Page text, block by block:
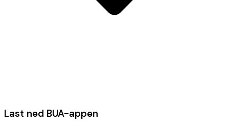
Last ned BUA-appen